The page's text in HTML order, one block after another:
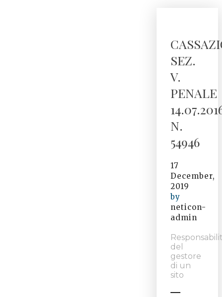
SEZ.
V.
PENALE
N.
54946
17
December,
2019
by
neticon-
admin
del
gestore
di un
sito